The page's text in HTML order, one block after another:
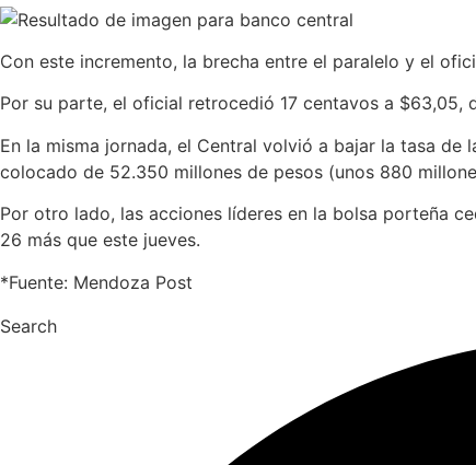
Con este incremento, la brecha entre el paralelo y el
Por su parte, el oficial retrocedió 17 centavos a $63,05,
En la misma jornada, el Central volvió a bajar la tasa
colocado de 52.350 millones de pesos (unos 880
Por otro lado, las acciones líderes en la bolsa porteña
26 más que este jueves.
*Fuente: Mendoza Post
Search